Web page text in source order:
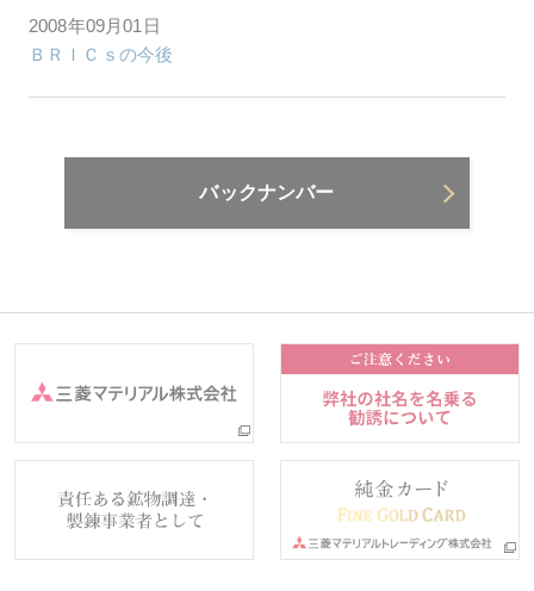
2008年09月01日
ＢＲＩＣｓの今後
バックナンバー